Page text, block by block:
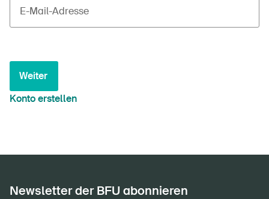
E-Mail-Adresse
Weiter
Konto erstellen
Newsletter der BFU abonnieren